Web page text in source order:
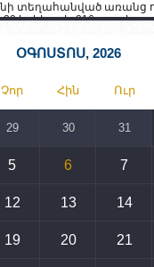
տեղահանված առանց
երեխա և 216 տարեց
հոգածության
է տարածաշրջանի
սակայն ոչ՝
փոփոխությանը
02.10.2023
կասեցնելու
Գորիսում է
02.10.2023
ՕԳՈՍՏՈՍ, 2026
Չոր Հին Ուր
29 30 31
5 6 7
12 13 14
19 20 21